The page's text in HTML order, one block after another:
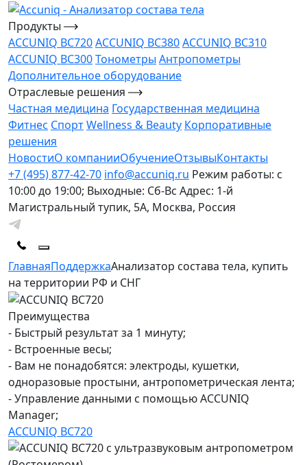
Продукты
ACCUNIQ BC720ACCUNIQ BC380ACCUNIQ BC310
ACCUNIQ BC300Тонометры Антропометры
Дополнительное оборудование
Отраслевые решения
Частная медицина Государственная медицина
Фитнес СпортWellness & Beauty Корпоративные
решения
НовостиО компанииОбучениеОтзывыКонтакты
+7 (495) 877-42-70 info@accuniq.ru Режим работы: с
10:00 до 19:00; Выходные: Сб-Вс Адрес: 1-й
Магистральный тупик, 5А, Москва, Россия
ГлавнаяПоддержкаАнализатор состава тела, купить
на территории РФ и СНГ
Преимущества
- Быстрый результат за 1 минуту;
- Встроенные весы;
- Вам не понадобятся: электроды, кушетки,
одноразовые простыни, антропометрическая лента;
- Управление данными с помощью ACCUNIQ
Manager;
ACCUNIQ BC720